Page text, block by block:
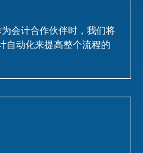
会计合作伙伴时，我们将
自动化来提高整个流程的